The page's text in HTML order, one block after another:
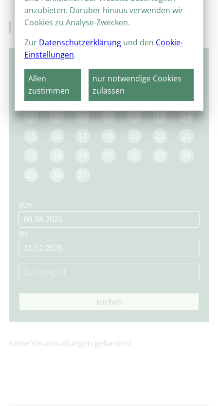
Veranstaltungskalender
MO DO FR SA
1 2 4
8
9 10 11 12 13
14
15
16 17 18 19 20
21
22
23 24 25 26 27
28
29
30 31
VON
BIS
suchen
Keine Veranstaltungen gefunden!
anzubieten. Darüber hinaus verwenden wir
Cookies zu Analyse-Zwecken.
Zur Datenschutzerklärung und den Cookie-
Einstellungen.
Allen
zustimmen
nur notwendige Cookies
zulassen